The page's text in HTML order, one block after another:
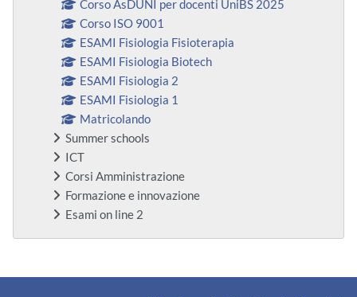
Corso AsDUNI per docenti UniBS 2025
Corso ISO 9001
ESAMI Fisiologia Fisioterapia
ESAMI Fisiologia Biotech
ESAMI Fisiologia 2
ESAMI Fisiologia 1
Matricolando
Summer schools
ICT
Corsi Amministrazione
Formazione e innovazione
Esami on line 2
Bloques suplementarios